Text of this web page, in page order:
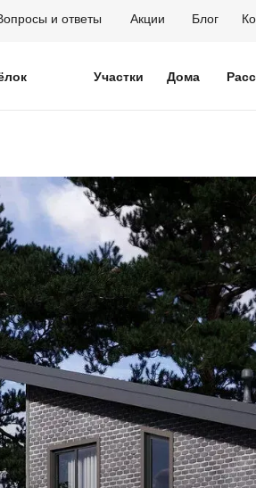
Участки Дома
и ответы Блог
Акции